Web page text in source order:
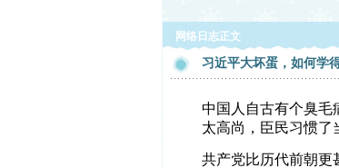
网络日志正文
习近平大坏蛋，如何学
中国人自古有个臭毛
太高尚，臣民习惯了
共产党比历代前朝更